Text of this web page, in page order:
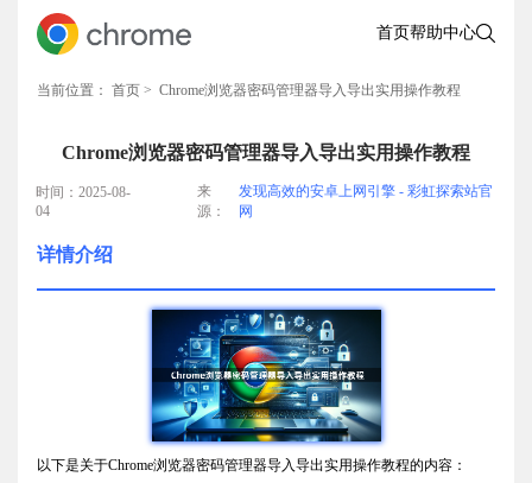
首页帮助中心
当前位置： 首页 > Chrome浏览器密码管理器导入导出实用操作教程
Chrome浏览器密码管理器导入导出实用操作教程
时间：2025-08-
04
来
源：
发现高效的安卓上网引擎 - 彩虹探索站官
网
详情介绍
以下是关于Chrome浏览器密码管理器导入导出实用操作教程的内容：